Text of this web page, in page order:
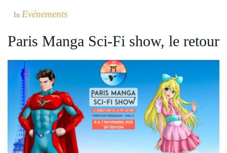
In Evénements
Paris Manga Sci-Fi show, le retour